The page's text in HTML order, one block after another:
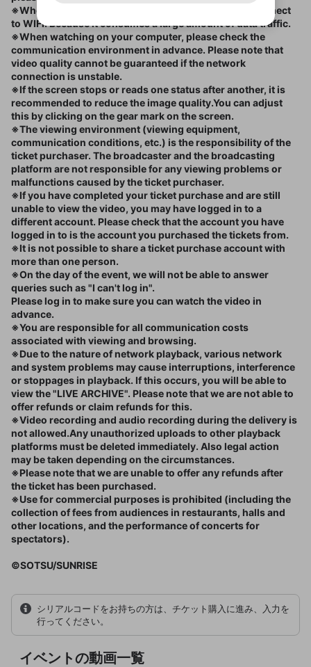
※When watching on your smartphone, it is best to connect
to WIFI. Because it consumes a large amount of data traffic.
※When watching on your computer, please check the
communication environment in advance. Please note that
video quality cannot be guaranteed if the network
connection is unstable.
※If the screen stops or reads one status after another, it is
recommended to reduce the image quality.You can adjust
this by clicking on the gear mark on the screen.
※The viewing environment (viewing equipment,
communication conditions, etc.) is the responsibility of the
ticket purchaser. The broadcaster and the broadcasting
platform are not responsible for any viewing problems or
malfunctions caused by the ticket purchaser.
※If you have completed your ticket purchase and are still
unable to view the video, you may have logged in to a
different account. Please check that the account you have
logged in to is the account you purchased the tickets from.
※It is not possible to share a ticket purchase account with
more than one person.
※On the day of the event, we will not be able to answer
queries such as "I can't log in".
Please log in to make sure you can watch the video in
advance.
※You are responsible for all communication costs
associated with viewing and browsing.
※Due to the nature of network playback, various network
and system problems may cause interruptions, interference
or stoppages in playback. If this occurs, you will be able to
view the "LIVE ARCHIVE". Please note that we are not able to
offer refunds or claim refunds for this.
※Video recording and audio recording during the delivery is
not allowed.Any unauthorized uploads to other playback
platforms must be deleted immediately. Also legal action
may be taken depending on the circumstances.
※Please note that we are unable to offer any refunds after
the ticket has been purchased.
※Use for commercial purposes is prohibited (including the
collection of fees from audiences in restaurants, halls and
other locations, and the performance of concerts for
spectators).
©SOTSU/SUNRISE
シリアルコードをお持ちの方は、チケット購入に進み、入力を
行ってください。
イベントの動画一覧
Appleでサインアップ
mellow-fanの利用規約・プライバシーポリシー・外部
サービスとのID連携に関する同意事項に同意頂いた上
で、次にお進みください
アカウント作成
mellow-fanからのお得な情報をメールで受
け取る
Appleでサインイン
mellow-fanの利用規約・プライバシーポリシー・外部
サービスとのID連携に関する同意事項に同意頂いた上
で、次にお進みください
登録
入力
なりすまし行為
出会いを誘導する行為
ねずみ講やマルチ商法
誤解を招く配信設定
ゲームの録画禁止区域の配信
改造版・海賊版ソフトの配信
政治的・宗教的・人種的な内容
その他の問題
送信
閉じる
します。
外部サービスとのID連携に関する同意事項
Discordとは？ Discordに参加する